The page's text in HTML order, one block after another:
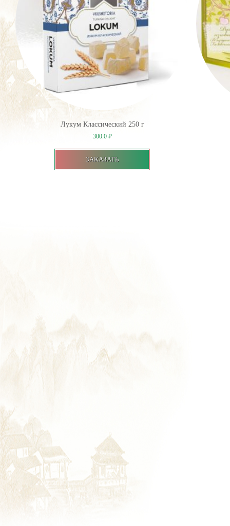
Лукум Классический 250 г
300.0 ₽
ЗАКАЗАТЬ